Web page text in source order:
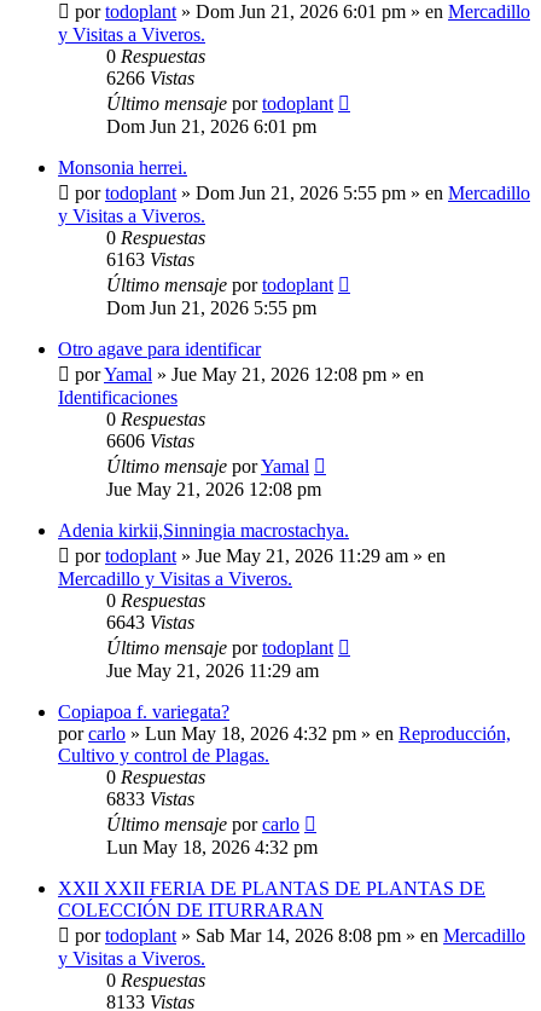
portodoplant » Dom Jun 21, 2026 6:01 pm » en Mercadillo
y Visitas a Viveros.
0 Respuestas
6266 Vistas
Último mensaje portodoplant
Dom Jun 21, 2026 6:01 pm
Monsonia herrei.
portodoplant » Dom Jun 21, 2026 5:55 pm » en Mercadillo
y Visitas a Viveros.
0 Respuestas
6163 Vistas
Último mensaje portodoplant
Dom Jun 21, 2026 5:55 pm
Otro agave para identificar
porYamal » Jue May 21, 2026 12:08 pm » en
Identificaciones
0 Respuestas
6606 Vistas
Último mensaje porYamal
Jue May 21, 2026 12:08 pm
Adenia kirkii,Sinningia macrostachya.
portodoplant » Jue May 21, 2026 11:29 am » en
Mercadillo y Visitas a Viveros.
0 Respuestas
6643 Vistas
Último mensaje portodoplant
Jue May 21, 2026 11:29 am
Copiapoa f. variegata?
porcarlo » Lun May 18, 2026 4:32 pm » en Reproducción,
Cultivo y control de Plagas.
0 Respuestas
6833 Vistas
Último mensaje porcarlo
Lun May 18, 2026 4:32 pm
XXII XXII FERIA DE PLANTAS DE PLANTAS DE
COLECCIÓN DE ITURRARAN
portodoplant » Sab Mar 14, 2026 8:08 pm » en Mercadillo
y Visitas a Viveros.
0 Respuestas
8133 Vistas